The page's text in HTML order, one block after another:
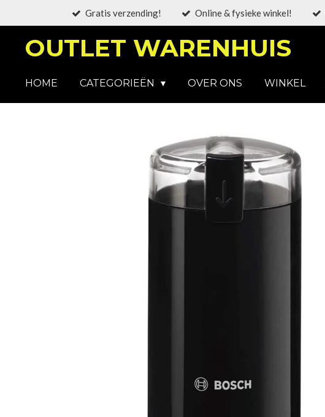
hoofdinhoud
Gratis verzending! Online & fysieke winkel!
OUTLET WARENHUIS
HOME CATEGORIEËN OVER ONS WINKEL